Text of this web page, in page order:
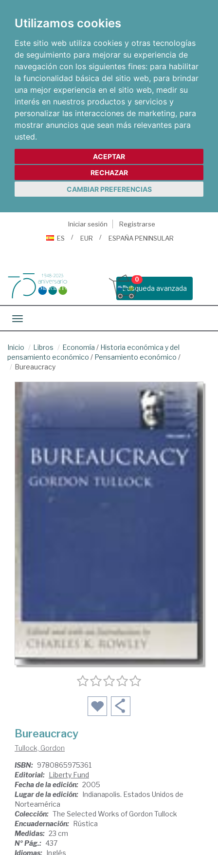
Utilizamos cookies
Este sitio web utiliza cookies y otras tecnologías
de seguimiento para mejorar su experiencia de
navegación con los siguientes fines: para habilitar
la funcionalidad básica del sitio web, para brindar
una mejor experiencia en el sitio web, medir su
interés en nuestros productos y servicios y
personalizar las interacciones de marketing, para
mostrar anuncios que sean más relevantes para
usted.
ACEPTAR
RECHAZAR
CAMBIAR PREFERENCIAS
Iniciar sesión
Registrarse
ES
EUR ESPAÑA PENINSULAR
Busqueda avanzada
0
Toggle navigation
Inicio Libros Economía / Historia económica y del
pensamiento económico / Pensamiento económico /
Bureaucracy
Bureaucracy
Tullock, Gordon
ISBN: 9780865975361
Editorial: Liberty Fund
Fecha de la edición: 2005
Lugar de la edición: Indianapolis. Estados Unidos de
Norteamérica
Colección: The Selected Works of Gordon Tullock
Encuadernación: Rústica
Medidas: 23 cm
Nº Pág.: 437
Idiomas: Inglés